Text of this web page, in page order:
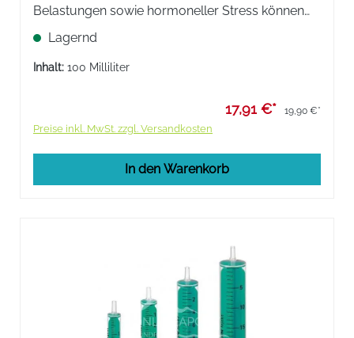
Belastungen sowie hormoneller Stress können
eine irritierte Kopfhaut hervorrufen.
Lagernd
Inhalt: 100 Milliliter
17,91 €* 19,90 €*
Preise inkl. MwSt. zzgl. Versandkosten
In den Warenkorb